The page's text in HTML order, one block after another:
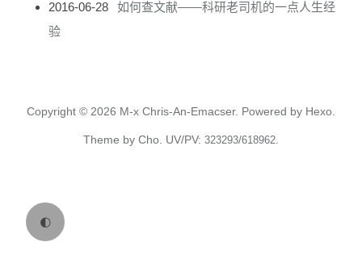
🌓
2016-06-28
如何查文献——科研老司机的一点人生经
验
Copyright © 2026 M-x Chris-An-Emacser. Powered by Hexo.
Theme by Cho. UV/PV: 323293/618962.